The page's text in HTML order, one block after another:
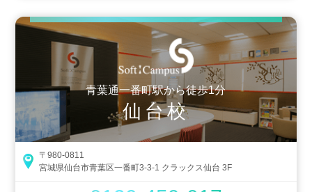
青葉通一番町駅から徒歩1分
仙台校
〒980-0811
宮城県仙台市青葉区一番町3-3-1 クラックス仙台 3F